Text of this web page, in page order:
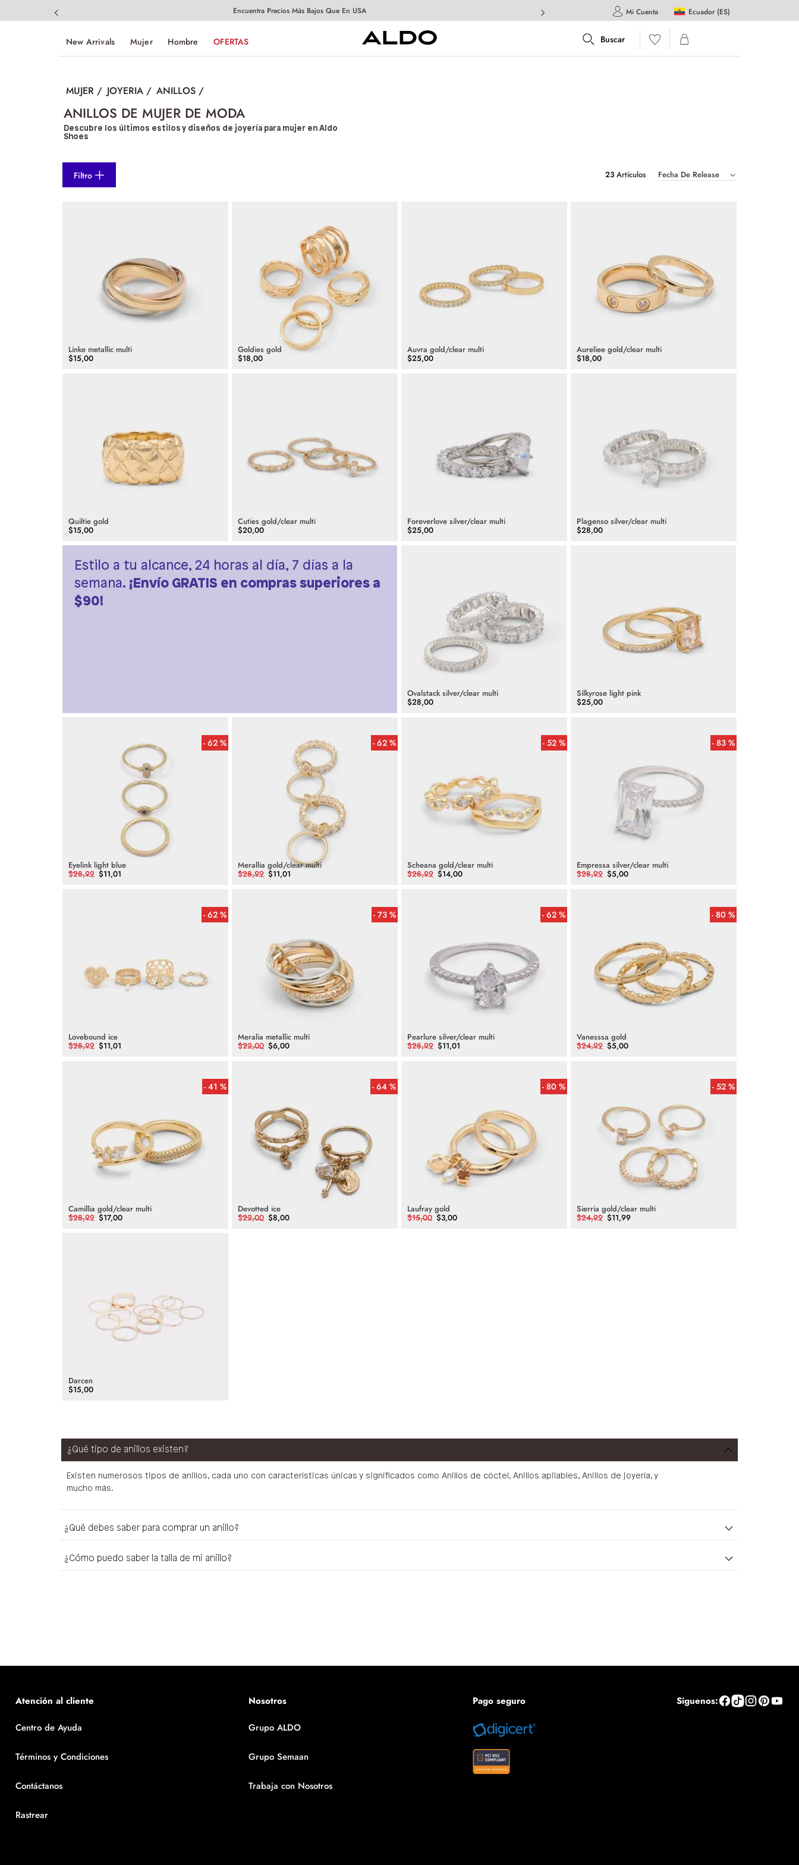
Encuentra Precios Más Bajos Que En USA Mi Cuenta Ecuador (ES)
New Arrivals Mujer Hombre OFERTAS
MUJER JOYERIA ANILLOS
ANILLOS DE MUJER DE MODA
Descubre los últimos estilos y diseños de joyería para mujer en Aldo
Shoes
23 Fecha De Release
Linke metallic multi
$15,00
Goldies gold
$18,00
Auvra gold/clear multi
$25,00
Aureliee gold/clear multi
$18,00
Quiltie gold
$15,00
Cuties gold/clear multi
$20,00
Foreverlove silver/clear multi
$25,00
Plagenso silver/clear multi
$28,00
Estilo a tu alcance, 24 horas al día, 7 días a la
semana. ¡Envío GRATIS en compras superiores a
$90!
Ovalstack silver/clear multi
$28,00
Silkyrose light pink
$25,00
62 %
Eyelink light blue
$28,99 $11,01
62 %
Merallia gold/clear multi
$28,99 $11,01
52 %
Scheana gold/clear multi
$28,99 $14,00
83 %
Empressa silver/clear multi
$28,99 $5,00
62 %
Lovebound ice
$28,99 $11,01
73 %
Meralia metallic multi
$22,00 $6,00
62 %
Pearlure silver/clear multi
$28,99 $11,01
80 %
Vanesssa gold
$24,99 $5,00
41 %
Camillia gold/clear multi
$28,99 $17,00
64 %
Devotted ice
$22,00 $8,00
80 %
Laufray gold
$15,00 $3,00
52 %
Sierria gold/clear multi
$24,99 $11,99
Darcen
$15,00
¿Qué tipo de anillos existen?
Existen numerosos tipos de anillos, cada uno con características únicas y significados como Anillos de cóctel, Anillos apilables, Anillos de joyería, y
mucho más.
¿Qué debes saber para comprar un anillo?
¿Cómo puedo saber la talla de mi anillo?
Atención al cliente
Centro de Ayuda
Términos y Condiciones
Contáctanos
Rastrear
Nosotros
Grupo ALDO
Grupo Semaan
Trabaja con Nosotros
Pago seguro Siguenos: